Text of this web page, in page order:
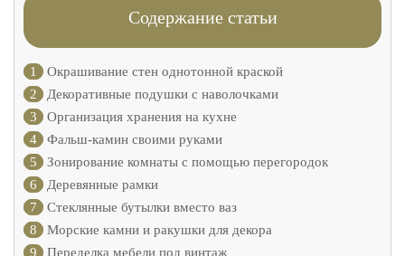
Содержание статьи
1
Окрашивание стен однотонной краской
2
Декоративные подушки с наволочками
3
Организация хранения на кухне
4
Фальш-камин своими руками
5
Зонирование комнаты с помощью перегородок
6
Деревянные рамки
7
Стеклянные бутылки вместо ваз
8
Морские камни и ракушки для декора
9
Переделка мебели под винтаж